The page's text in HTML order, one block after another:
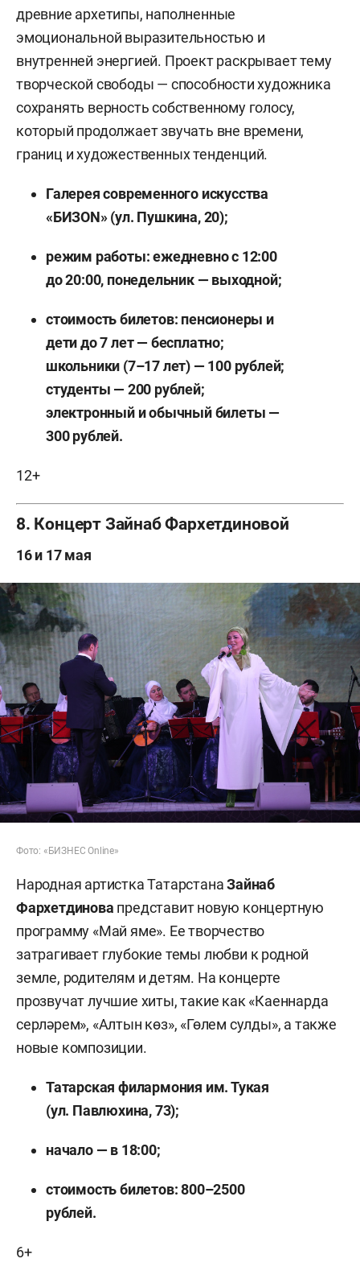
древние архетипы, наполненные
эмоциональной выразительностью и
внутренней энергией. Проект раскрывает тему
творческой свободы — способности художника
сохранять верность собственному голосу,
который продолжает звучать вне времени,
границ и художественных тенденций.
Галерея современного искусства
«БИЗОN» (ул. Пушкина, 20);
режим работы:ежедневно с 12:00
до 20:00, понедельник — выходной;
стоимость билетов: пенсионеры и
дети до 7 лет — бесплатно;
школьники (7–17 лет) — 100 рублей;
студенты — 200 рублей;
электронный и обычный билеты —
300 рублей.
12+
8. Концерт Зайнаб Фархетдиновой
16 и 17 мая
Фото: «БИЗНЕС Online»
Народная артистка ТатарстанаЗайнаб
Фархетдинова представит новую концертную
программу «Май яме». Ее творчество
затрагивает глубокие темы любви к родной
земле, родителям и детям. На концерте
прозвучат лучшие хиты, такие как «Каеннарда
серләрем», «Алтын көз», «Гөлем сулды», а также
новые композиции.
Татарская филармония им. Тукая
(ул. Павлюхина, 73);
начало — в 18:00;
стоимость билетов: 800–2500
рублей.
6+